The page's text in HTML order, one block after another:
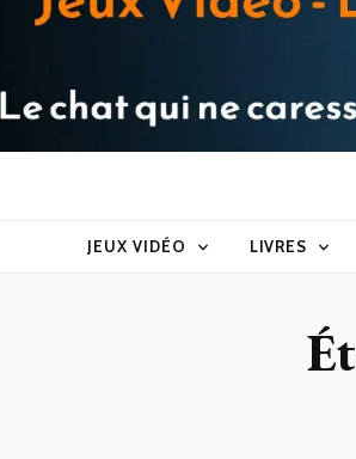
le
JEUX VIDÉO LIVRES